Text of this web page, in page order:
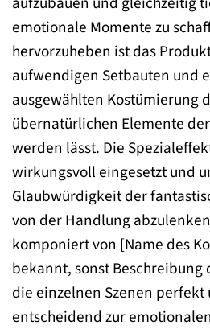
emotionale Momente zu
hervorzuheben ist das
aufwendigen Setbauten und
ausgewählten Kostümierung
übernatürlichen Elemente
werden lässt. Die
wirkungsvoll eingesetzt und
Glaubwürdigkeit der
von der Handlung
komponiert von [Name des
bekannt, sonst
die einzelnen Szenen
entscheidend zur